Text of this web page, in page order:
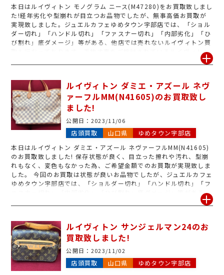
本日はルイヴィトン モノグラム ニース(M47280)をお買取致しまし
た!経年劣化や型崩れが目立つお品物でしたが、無事高価お買取が
実現致しました。ジュエルカフェゆめタウン宇部店では、「ショル
ダー切れ」「ハンドル切れ」「ファスナー切れ」「内部劣化」「ひ
び割れ」底ダメージ」等がある、他店では売れないルイヴィトン買
取も行なっております。手放す事をご検討されているルイヴィトン
がございましたら是非、ジュエルカフェゆめタウン宇部にお持ち下
ルイヴィトン ダミエ・アズール ネヴ
ァーフルMM(N41605)のお買取致し
ました!
公開日： 2023/11/06
店頭買取 山口県
ゆめタウン宇部店
本日はルイヴィトン ダミエ・アズール ネヴァーフルMM(N41605)
のお買取致しました! 保存状態が良く、目立った擦れや汚れ、型崩
れもなく、変色もなかった為、ご希望金額でのお買取が実現致しま
した。 今回のお買取は状態が良いお品物でしたが、ジュエルカフェ
ゆめタウン宇部店では、「ショルダー切れ」「ハンドル切れ」「フ
ァスナー切れ」「内部劣化」「ひび割れ」底ダメージ」等がある、
他店では売れないルイヴィトン買取も行なっております。手放す事
カフェゆめタウン宇部にお持ち下さいませ。
ルイヴィトン サンジェルマン24のお
買取致しました!
公開日： 2023/11/02
店頭買取 山口県 ゆめタウン宇部店